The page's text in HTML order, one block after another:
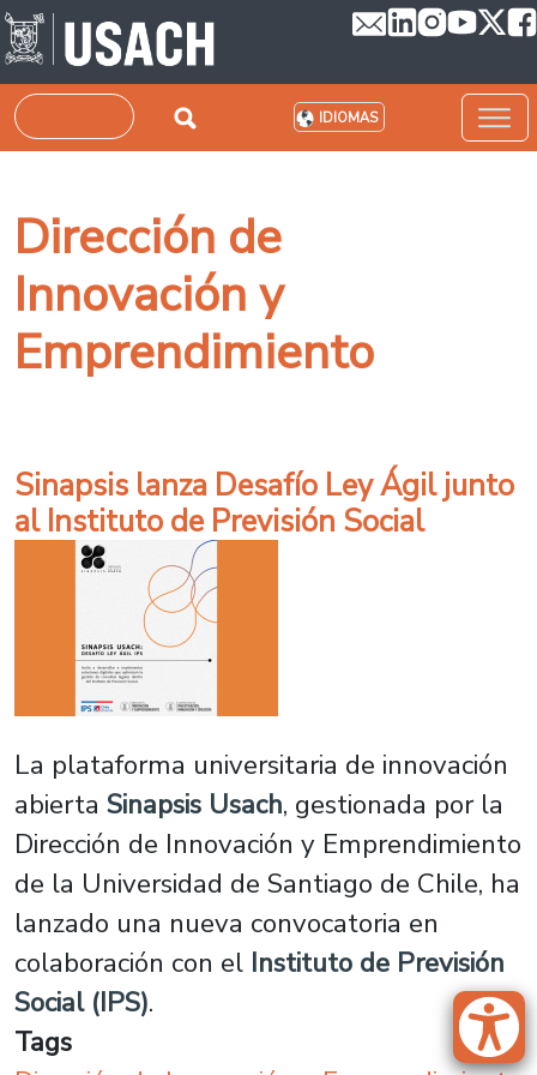
Pasar al contenido principal
Buscar IDIOMAS
Dirección de
Innovación y
Emprendimiento
Sinapsis lanza Desafío Ley Ágil junto
al Instituto de Previsión Social
La plataforma universitaria de innovación
abierta Sinapsis Usach, gestionada por la
Dirección de Innovación y Emprendimiento
de la Universidad de Santiago de Chile, ha
lanzado una nueva convocatoria en
colaboración con el Instituto de Previsión
Social (IPS).
Tags